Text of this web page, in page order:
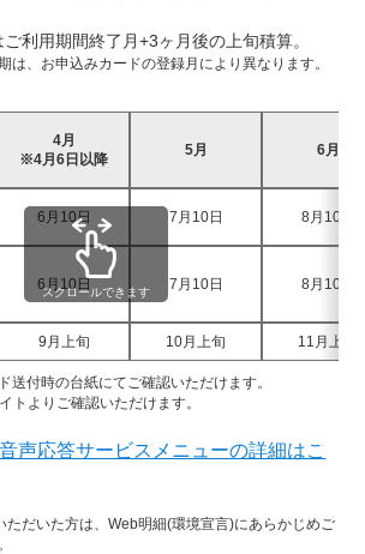
利用期間終了月+3ヶ月後の上旬積算。
、お申込みカードの登録月により異なります。
4月
※4月6日以降
5月 6月
6月10日 7月10日 8月10日
6月10日 7月10日 8月10日
9月上旬 10月上旬 11月上旬
スクロールできます
付時の台紙にてご確認いただけます。
トよりご確認いただけます。
声応答サービスメニューの詳細はこ
だいた方は、Web明細(環境宣言)にあらかじめご